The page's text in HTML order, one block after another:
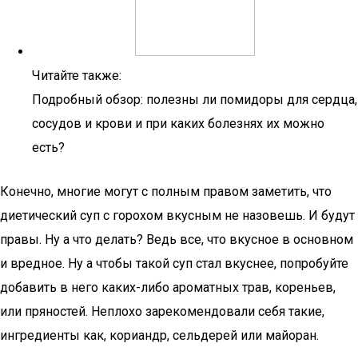
Читайте также:
Подробный обзор: полезны ли помидоры для сердца,
сосудов и крови и при каких болезнях их можно
есть?
Конечно, многие могут с полным правом заметить, что
диетический суп с горохом вкусным не назовешь. И будут
правы. Ну а что делать? Ведь все, что вкусное в основном
и вредное. Ну а чтобы такой суп стал вкуснее, попробуйте
добавить в него каких-либо ароматных трав, кореньев,
или пряностей. Неплохо зарекомендовали себя такие,
ингредиенты как, кориандр, сельдерей или майоран.